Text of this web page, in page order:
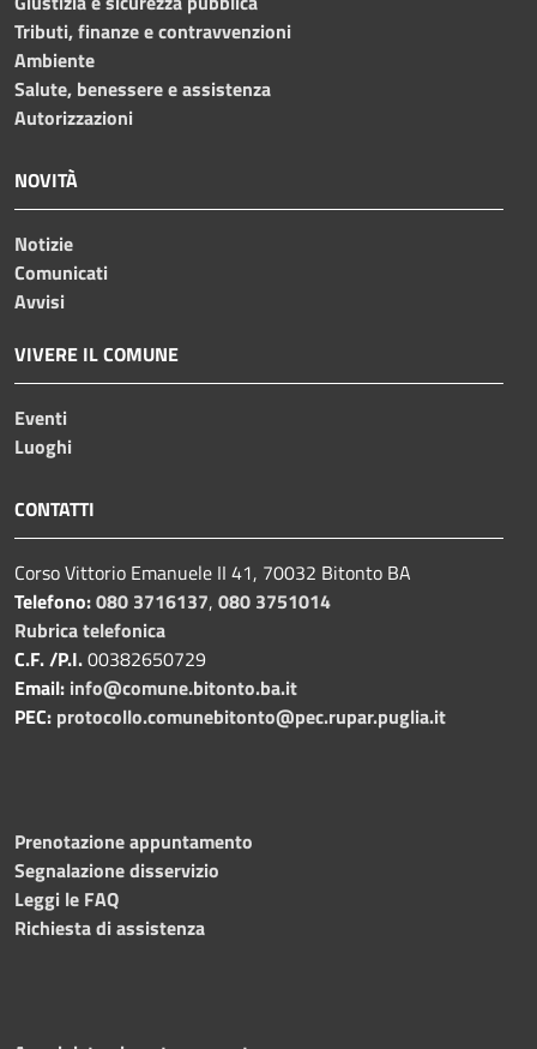
Tributi, finanze e contravvenzioni
Ambiente
Salute, benessere e assistenza
Autorizzazioni
NOVITÀ
Notizie
Comunicati
Avvisi
VIVERE IL COMUNE
Eventi
Luoghi
CONTATTI
Corso Vittorio Emanuele II 41, 70032 Bitonto BA
Telefono:080 3716137, 080 3751014
Rubrica telefonica
C.F. /P.I.00382650729
Email: info@comune.bitonto.ba.it
PEC: protocollo.comunebitonto@pec.rupar.puglia.it
Prenotazione appuntamento
Segnalazione disservizio
Leggi le FAQ
Richiesta di assistenza